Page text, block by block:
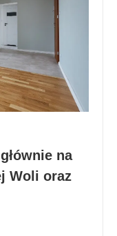
na
Woli oraz